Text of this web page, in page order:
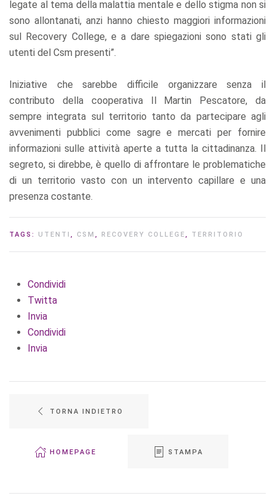
legate al tema della malattia mentale e dello stigma non si
sono allontanati, anzi hanno chiesto maggiori informazioni
sul Recovery College, e a dare spiegazioni sono stati gli
utenti del Csm presenti”.
Iniziative che sarebbe difficile organizzare senza il
contributo della cooperativa Il Martin Pescatore, da
sempre integrata sul territorio tanto da partecipare agli
avvenimenti pubblici come sagre e mercati per fornire
informazioni sulle attività aperte a tutta la cittadinanza. Il
segreto, si direbbe, è quello di affrontare le problematiche
di un territorio vasto con un intervento capillare e una
presenza costante.
TAGS: UTENTI , CSM , RECOVERY COLLEGE, TERRITORIO
Condividi
Twitta
Invia
Condividi
Invia
TORNA INDIETRO
HOMEPAGE STAMPA